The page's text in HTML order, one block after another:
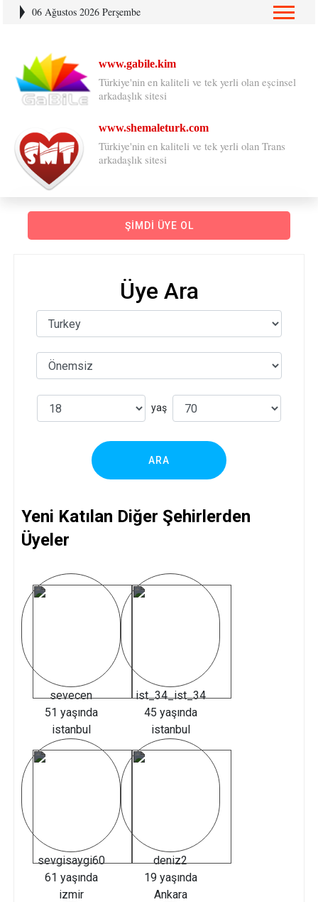
06 Ağustos 2026 Perşembe
www.gabile.kim
Türkiye'nin en kaliteli ve tek yerli olan eşcinsel
arkadaşlık sitesi
www.shemaleturk.com
Türkiye'nin en kaliteli ve tek yerli olan Trans
arkadaşlık sitesi
ŞIMDI ÜYE OL
Üye Ara
yaş
ARA
Yeni Katılan Diğer Şehirlerden
Üyeler
sevecen
51 yaşında
istanbul
ist_34_ist_34
45 yaşında
istanbul
sevgisaygi60
61 yaşında
izmir
deniz2
19 yaşında
Ankara